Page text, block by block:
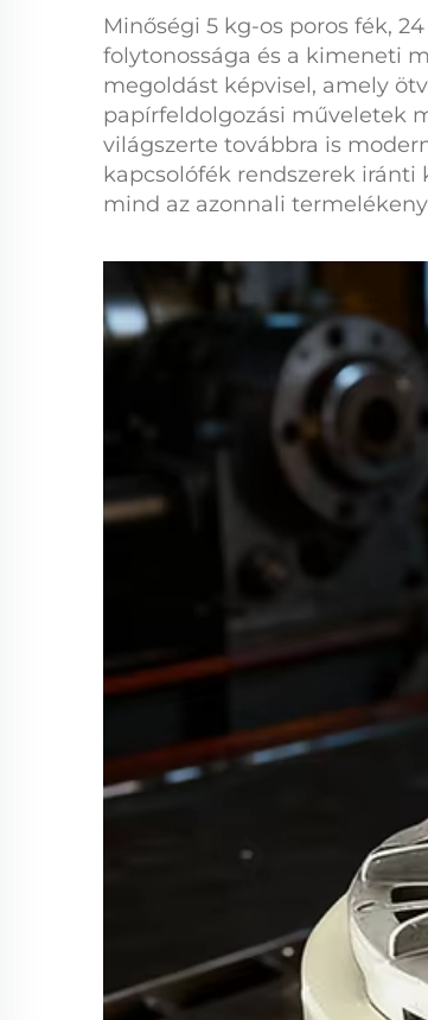
Minőségi 5 kg-os poros fék,
folytonossága és a kimeneti
megoldást képvisel, amely
papírfeldolgozási műveletek
világszerte továbbra is
kapcsolófék rendszerek iránti
mind az azonnali